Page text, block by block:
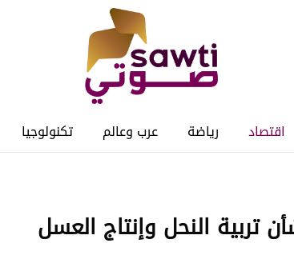
اقتصاد رياضة عرب وعالم تكنولوجيا
تربية النحل وإنتاج العسل